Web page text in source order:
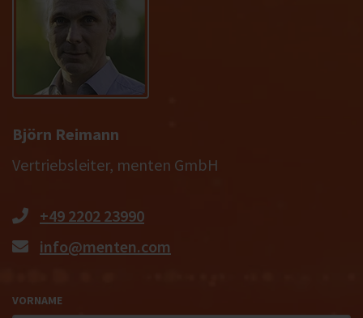
Björn Reimann
Vertriebsleiter, menten GmbH
+49 2202 23990
info@menten.com
VORNAME